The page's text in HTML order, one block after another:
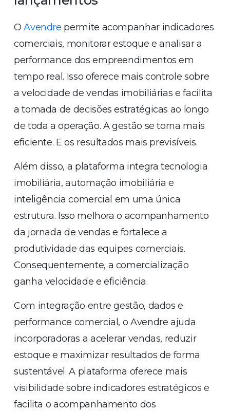
OAvendre permite acompanhar indicadores
comerciais, monitorar estoque e analisar a
performance dos empreendimentos em
tempo real. Isso oferece mais controle sobre
a velocidade de vendas imobiliárias e facilita
a tomada de decisões estratégicas ao longo
de toda a operação. A gestão se torna mais
eficiente. E os resultados mais previsíveis.
Além disso, a plataforma integra tecnologia
imobiliária, automação imobiliária e
inteligência comercial em uma única
estrutura. Isso melhora o acompanhamento
da jornada de vendas e fortalece a
produtividade das equipes comerciais.
Consequentemente, a comercialização
ganha velocidade e eficiência.
Com integração entre gestão, dados e
performance comercial, o Avendre ajuda
incorporadoras a acelerar vendas, reduzir
estoque e maximizar resultados de forma
sustentável. A plataforma oferece mais
visibilidade sobre indicadores estratégicos e
facilita o acompanhamento dos